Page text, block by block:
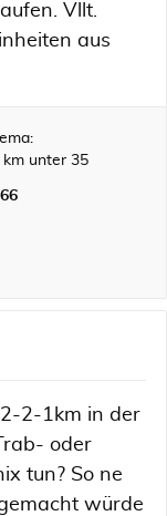
Vllt.
aus
km unter 35
2-1km in der
oder
tun? So ne
würde